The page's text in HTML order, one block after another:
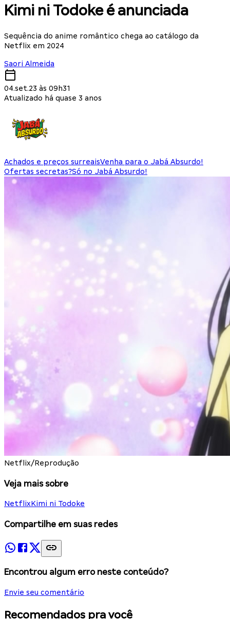
Kimi ni Todoke é anunciada
Sequência do anime romântico chega ao catálogo da
Netflix em 2024
Saori Almeida
04.set.23 às 09h31
Atualizado há quase 3 anos
Achados e preços surreaisVenha para o Jabá Absurdo!
Ofertas secretas?Só no Jabá Absurdo!
Netflix/Reprodução
Veja mais sobre
NetflixKimi ni Todoke
Compartilhe em suas redes
Encontrou algum erro neste conteúdo?
Envie seu comentário
Recomendados pra você